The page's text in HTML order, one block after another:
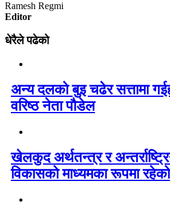
Ramesh Regmi
Editor
धेरैले पढेको
अन्य दलको बुइ चढेर सत्तामा
वरिष्ठ नेता पौडेल
खेलकुद अर्थतन्त्र र
विकासको माध्यमका रूपमा